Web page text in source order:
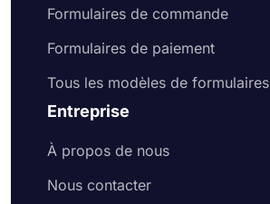
Formulaires de commande
Formulaires de paiement
Tous les modèles de formulaires
Entreprise
À propos de nous
Nous contacter